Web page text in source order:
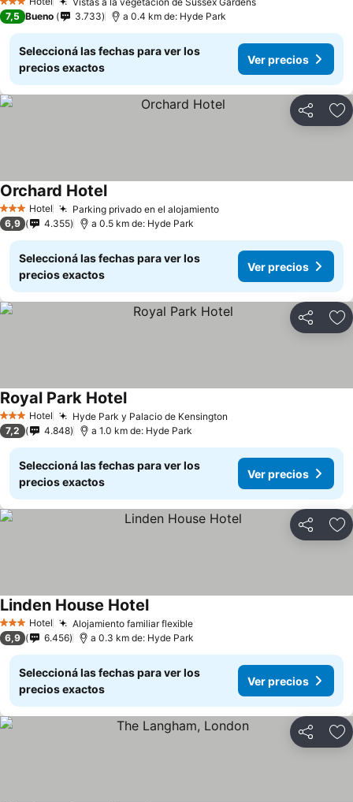
3 Estrellas Ver precios
7,5 Bueno 3.733 a 0.4 km de: Hyde Park
Seleccioná las fechas para ver los
precios exactos
Ver precios
Compartir
3 Estrellas
Hotel Parking privado en el alojamientoVer precios
Orchard HotelVer precios
6,9 4.355 a 0.5 km de: Hyde Park
Seleccioná las fechas para ver los
precios exactos
Ver precios
Compartir
3 Estrellas
Hotel Hyde Park y Palacio de Kensington
Royal Park HotelVer precios
7,2 4.848 a 1.0 km de: Hyde Park
Seleccioná las fechas para ver los
precios exactos
Ver precios
Compartir
3 Estrellas
Hotel Alojamiento familiar flexibleVer precios
Linden House HotelVer precios
6,9 6.456 a 0.3 km de: Hyde Park
Seleccioná las fechas para ver los
precios exactos
Ver precios
Compartir